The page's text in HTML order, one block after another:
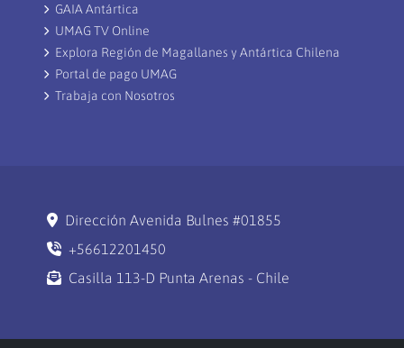
GAIA Antártica
UMAG TV Online
Explora Región de Magallanes y Antártica Chilena
Portal de pago UMAG
Trabaja con Nosotros
Dirección Avenida Bulnes #01855
+56612201450
Casilla 113-D Punta Arenas - Chile